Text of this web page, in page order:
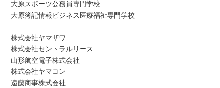
大原スポーツ公務員専門学校
大原簿記情報ビジネス医療福祉専門学校
株式会社ヤマザワ
株式会社セントラルリース
山形航空電子株式会社
株式会社ヤマコン
遠藤商事株式会社